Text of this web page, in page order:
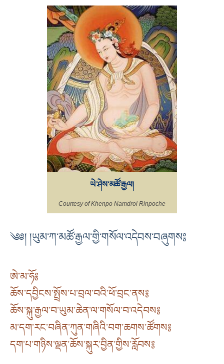
ཡེ་ཤེས་མཚོ་རྒྱལ།
Courtesy of Khenpo Namdrol Rinpoche
༄༅། །ཡུམ་ཀ་མཚོ་རྒྱལ་གྱི་གསོལ་འདེབས་བཞུགས༔
ཨེ་མ་ཧོ༔
ཆོས་དབྱིངས་སྤྲོས་པ་བྲལ་བའི་ཕོ་བྲང་ནས༔
ཆོས་སྐུ་རྒྱལ་བ་ཡུམ་ཆེན་ལ་གསོལ་བ་འདེབས༔
མ་དག་རང་བཞིན་ཀུན་གཞིའི་བག་ཆགས་ཚོགས༔
དག་པ་གཉིས་ལྡན་ཆོས་སྐུར་བྱིན་གྱིས་རློབས༔